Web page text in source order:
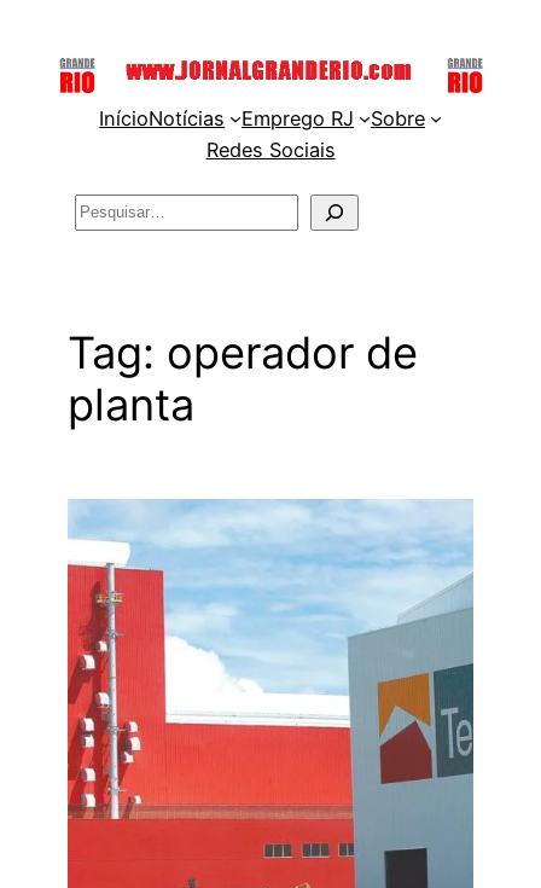
InícioNotícias Emprego RJ
Sobre
Redes Sociais
Pesquisar
Tag: operador de
planta